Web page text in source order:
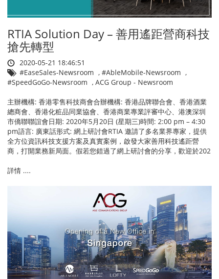
RTIA Solution Day – 善用遙距營商科技
搶先轉型
2020-05-21 18:46:51
#EaseSales-Newsroom , #AbleMobile-Newsroom ,
#SpeedGoGo-Newsroom , ACG Group - Newsroom
主辦機構: 香港零售科技商會合辦機構: 香港品牌聯合會、香港酒業
總商會、香港化粧品同業協會、香港商業專業評審中心、港澳深圳
市僑聯聯誼會日期: 2020年5月20日 (星期三)時間: 2:00 pm – 4:30
pm語言: 廣東話形式: 網上研討會RTIA 邀請了多名業界專家，提供
全方位資訊科技支援方案及真實案例，啟發大家善用科技遙距營
商，打開業務新局面。假若您錯過了網上研討會的分享，歡迎於202
詳情 ....